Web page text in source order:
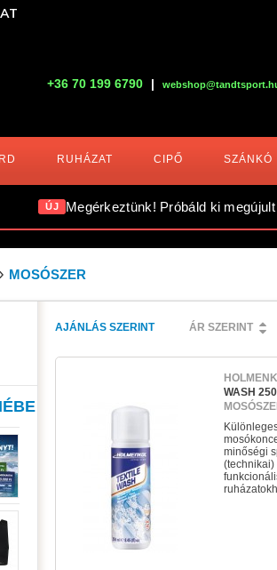
+36 70 199 6790 |
RUHÁZAT CIPŐ SZÁNKÓ
ÚJ Megérkeztünk! Próbáld ki
MOSÓSZER
AJÁNLÁS SZERINT ÁR SZERINT
WASH
minőségi
(technikai)